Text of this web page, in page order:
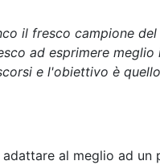
il fresco campione
ad esprimere
e l'obiettivo è
al meglio ad un